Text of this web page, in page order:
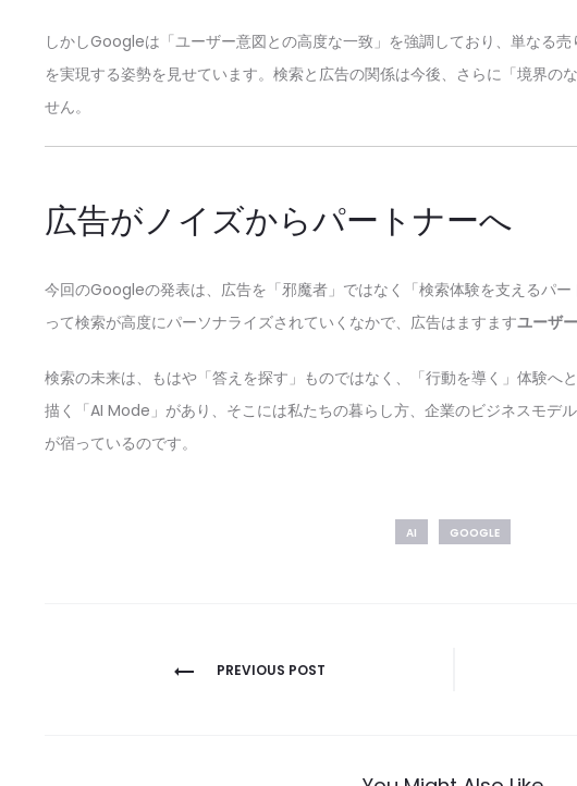
しかしGoogleは「ユーザー意図との高度な一致」を強調しており、単なる売
を実現する姿勢を見せています。検索と広告の関係は今後、さらに「境界の
せん。
広告がノイズからパートナーへ
今回のGoogleの発表は、広告を「邪魔者」ではなく「検索体験を支えるパ
って検索が高度にパーソナライズされていくなかで、広告はますますユーザ
検索の未来は、もはや「答えを探す」ものではなく、「行動を導く」体験へ
描く「AI Mode」があり、そこには私たちの暮らし方、企業のビジネスモデ
が宿っているのです。
AI GOOGLE
PREVIOUS POST